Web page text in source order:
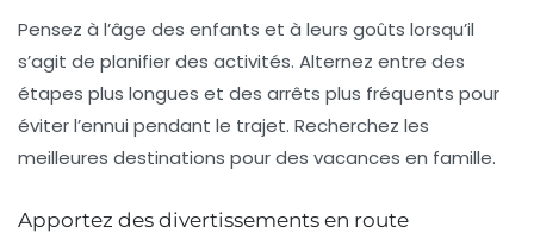
Pensez à l’âge des enfants et à leurs goûts lorsqu’il
s’agit de planifier des activités. Alternez entre des
étapes plus longues et des arrêts plus fréquents pour
éviter l’ennui pendant le trajet. Recherchez les
meilleures destinations pour des vacances en famille.
Apportez des divertissements en route